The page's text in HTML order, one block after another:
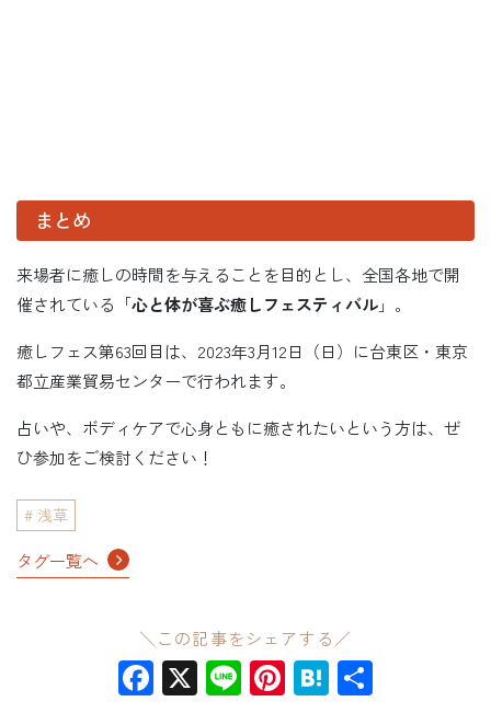
まとめ
来場者に癒しの時間を与えることを目的とし、全国各地で開
催されている「心と体が喜ぶ癒しフェスティバル」。
癒しフェス第63回目は、2023年3月12日（日）に台東区・東京
都立産業貿易センターで行われます。
占いや、ボディケアで心身ともに癒されたいという方は、ぜ
ひ参加をご検討ください！
浅草
タグ一覧へ
＼この記事をシェアする／
Facebook
X LinePinterest
Hatena